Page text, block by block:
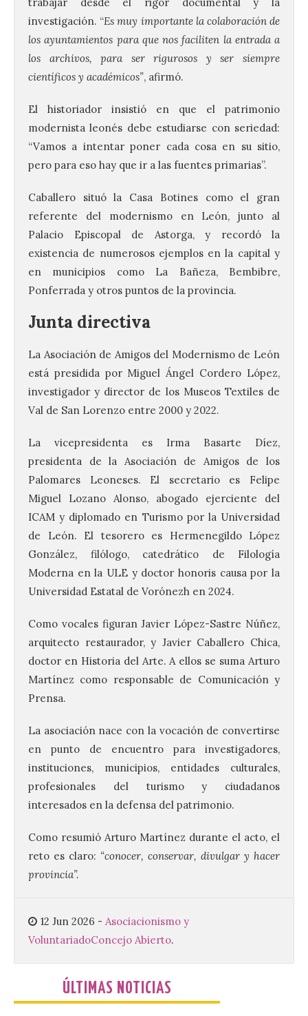
trabajar desde el rigor documental y la
investigación. “Es muy importante la colaboración de
los ayuntamientos para que nos faciliten la entrada a
los archivos, para ser rigurosos y ser siempre
científicos y académicos”, afirmó.
El historiador insistió en que el patrimonio
modernista leonés debe estudiarse con seriedad:
“Vamos a intentar poner cada cosa en su sitio,
pero para eso hay que ir a las fuentes primarias”.
Caballero situó la Casa Botines como el gran
referente del modernismo en León, junto al
Palacio Episcopal de Astorga, y recordó la
existencia de numerosos ejemplos en la capital y
en municipios como La Bañeza, Bembibre,
Ponferrada y otros puntos de la provincia.
Junta directiva
La Asociación de Amigos del Modernismo de León
está presidida por Miguel Ángel Cordero López,
investigador y director de los Museos Textiles de
Val de San Lorenzo entre 2000 y 2022.
La vicepresidenta es Irma Basarte Díez,
presidenta de la Asociación de Amigos de los
Palomares Leoneses. El secretario es Felipe
Miguel Lozano Alonso, abogado ejerciente del
ICAM y diplomado en Turismo por la Universidad
de León. El tesorero es Hermenegildo López
González, filólogo, catedrático de Filología
Moderna en la ULE y doctor honoris causa por la
Universidad Estatal de Vorónezh en 2024.
Como vocales figuran Javier López-Sastre Núñez,
arquitecto restaurador, y Javier Caballero Chica,
doctor en Historia del Arte. A ellos se suma Arturo
Martínez como responsable de Comunicación y
Prensa.
La asociación nace con la vocación de convertirse
en punto de encuentro para investigadores,
instituciones, municipios, entidades culturales,
profesionales del turismo y ciudadanos
interesados en la defensa del patrimonio.
Como resumió Arturo Martínez durante el acto, el
reto es claro: “conocer, conservar, divulgar y hacer
provincia”.
12 Jun 2026 - Asociacionismo y
VoluntariadoConcejo Abierto.
ÚLTIMAS NOTICIAS
La UPSA impulsa la
Concurso Internacional de
Composición Coral Sacra
8 Ago 2026
Este certamen,
Universitario de Música
Sacra de la Universidad
Pontificia de Salamanca
inéditas, destinadas a coro, con un
Conceyu vuelve a exigir
un contingente
especializado y